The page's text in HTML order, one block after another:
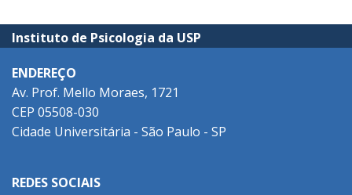
Instituto de Psicologia da USP
ENDEREÇO
Av. Prof. Mello Moraes, 1721
CEP 05508-030
Cidade Universitária - São Paulo - SP
REDES SOCIAIS